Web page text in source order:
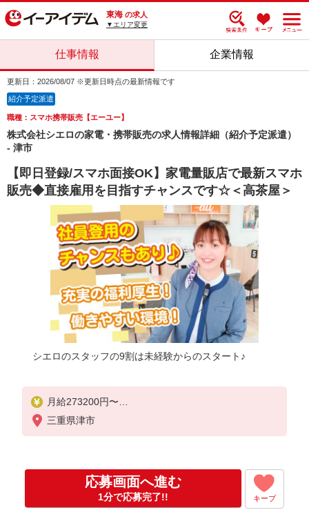
東海 の求人
▼エリア変更
仕事情報 企業情報
更新日：2026/08/07 ※更新日時点の最新情報です
紹介予定派遣
職種：スマホ携帯販売【エーユー】
株式会社シエロの家電・携帯販売の求人情報詳細（紹介予定派遣）
- 津市
【即日登録/スマホ面接OK】家電量販店で最新スマホ
販売◆直接雇用を目指すチャンスです☆＜高茶屋＞
シエロのスタッフの9割は未経験からのスタート♪
月給273200円〜
※残業手当別途支給
※研修期間6か月・時給1550円〜
゜+゜・。○。・゜+゜・。○。・゜+゜
入社祝い金10万円支給(規定有)
お友達を紹介頂くと,
三重県津市
応募画面へ進む
1分で応募完了!! キープ